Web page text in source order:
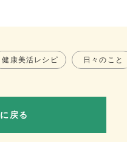
健康美活レシピ 日々のこと
戻る